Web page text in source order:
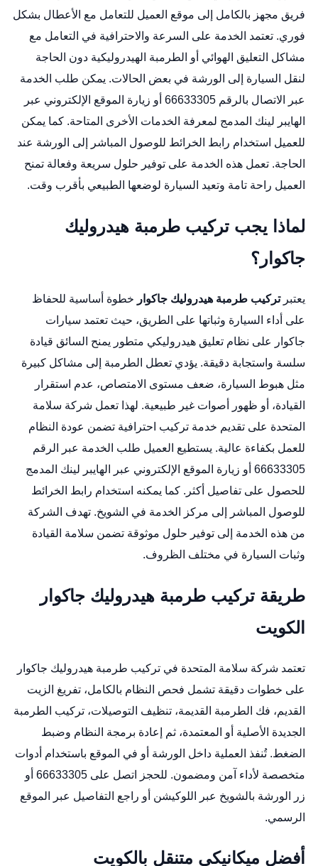
فريق مجهز بالكامل إلى موقع العميل للتعامل مع الأعطال بشكل
فوري. تعتمد الخدمة على السرعة والاحترافية في التعامل مع
مشاكل التعليق الهوائي أو الطرمبة الهيدروليكية دون الحاجة
لنقل السيارة إلى الورشة في بعض الحالات. يمكن طلب الخدمة
عبر الاتصال بالرقم 66633305 أو زيارة الموقع الإلكتروني عبر
الهايبر لينك المدمج لمعرفة الخدمات الأخرى المتاحة. كما يمكن
للعميل استخدام رابط الخرائط للوصول المباشر إلى الورشة عند
الحاجة. تعمل هذه الخدمة على توفير حلول سريعة وفعالة تمنح
العميل راحة تامة وتعيد السيارة لوضعها الطبيعي بأقرب وقت.
لماذا يجب تركيب طرمبة هيدروليك
جاكوار؟
يعتبرتركيب طرمبة هيدروليك جاكوار خطوة أساسية للحفاظ
على أداء السيارة وثباتها على الطريق، حيث تعتمد سيارات
جاكوار على نظام تعليق هيدروليكي متطور يمنح السائق قيادة
سلسة واستجابة دقيقة. يؤدي تعطل الطرمبة إلى مشاكل كبيرة
مثل هبوط السيارة، ضعف مستوى الامتصاص، عدم استقرار
القيادة، أو ظهور أصوات غير طبيعية. لهذا تعمل شركة سلامة
المتحدة على تقديم خدمة تركيب احترافية تضمن عودة النظام
للعمل بكفاءة عالية. يستطيع العميل طلب الخدمة عبر الرقم
66633305 أو زيارة الموقع الإلكتروني عبر الهايبر لينك المدمج
للحصول على تفاصيل أكثر. كما يمكنه استخدام رابط الخرائط
للوصول المباشر إلى مركز الخدمة في الشويخ. تهدف الشركة
من هذه الخدمة إلى توفير حلول موثوقة تضمن سلامة القيادة
وثبات السيارة في مختلف الظروف.
طريقة تركيب طرمبة هيدروليك جاكوار
الكويت
تعتمد شركة سلامة المتحدة في تركيب طرمبة هيدروليك جاكوار
على خطوات دقيقة تشمل فحص النظام بالكامل، تفريغ الزيت
القديم، فك الطرمبة القديمة، تنظيف التوصيلات، تركيب الطرمبة
الجديدة الأصلية أو المعتمدة، ثم إعادة برمجة النظام وضبط
الضغط. تُنفذ العملية داخل الورشة أو في الموقع باستخدام أدوات
متخصصة لأداء آمن ومضمون. للحجز اتصل على 66633305 أو
زر الورشة بالشويخ عبر
اللوكيشن أو راجع التفاصيل عبر
الموقع
الرسمي.
أفضل ميكانيكي متنقل بالكويت